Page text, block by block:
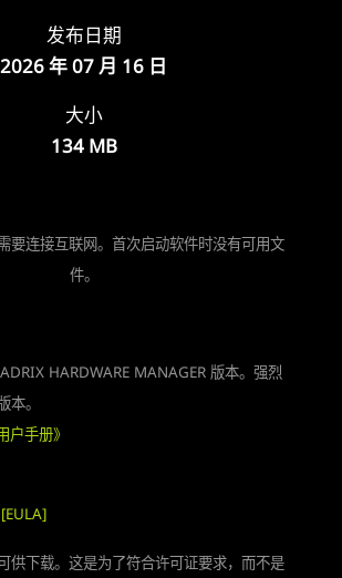
发布日期
2026 年 07 月 16 日
大小
134 MB
要连接互联网。首次启动软件时没有可用文
件。
HARDWARE MANAGER 版本。强烈
本。
户手册》
供下载。这是为了符合许可证要求，而不是